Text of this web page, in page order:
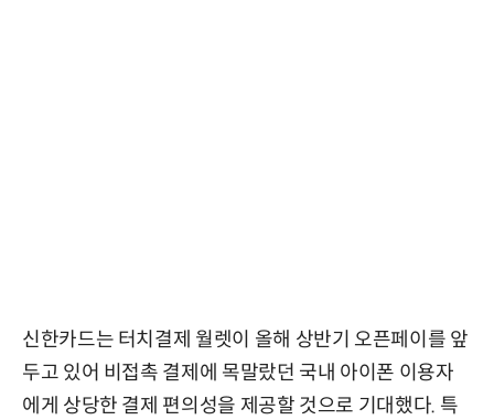
신한카드는 터치결제 월렛이 올해 상반기 오픈페이를 앞
두고 있어 비접촉 결제에 목말랐던 국내 아이폰 이용자
에게 상당한 결제 편의성을 제공할 것으로 기대했다. 특